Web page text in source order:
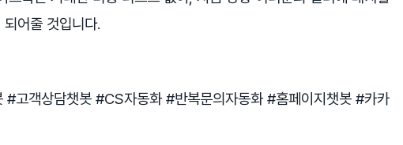
어줄 것입니다.
고객상담챗봇 #CS자동화 #반복문의자동화 #홈페이지챗봇 #카카